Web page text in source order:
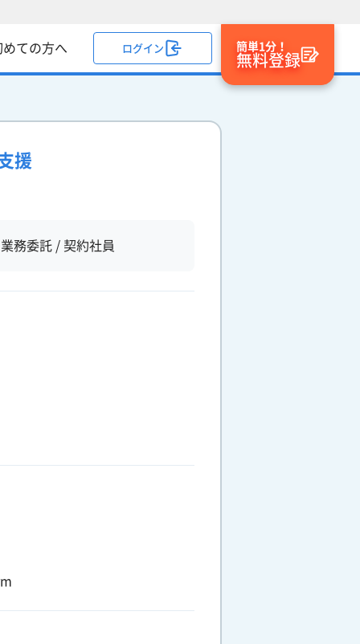
めての方へ ログイン 簡単1分！
無料登録
援
業務委託 / 契約社員